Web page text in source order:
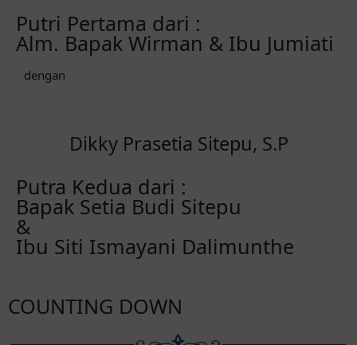
Putri Pertama dari :
Alm. Bapak Wirman & Ibu Jumiati
dengan
Dikky Prasetia Sitepu, S.P
Putra Kedua dari :
Bapak Setia Budi Sitepu
&
Ibu Siti Ismayani Dalimunthe
COUNTING DOWN